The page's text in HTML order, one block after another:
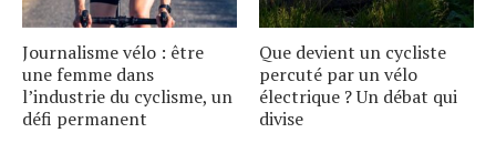
Journalisme vélo : être
une femme dans
l’industrie du cyclisme, un
défi permanent
Que devient un cycliste
percuté par un vélo
électrique ? Un débat qui
divise